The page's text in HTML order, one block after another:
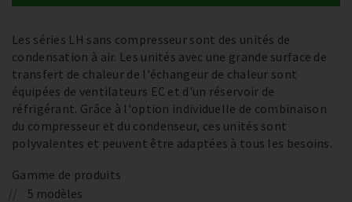
Les séries LH sans compresseur sont des unités de
condensation à air. Les unités avec une grande surface de
transfert de chaleur de l'échangeur de chaleur sont
équipées de ventilateurs EC et d'un réservoir de
réfrigérant. Grâce à l'option individuelle de combinaison
du compresseur et du condenseur, ces unités sont
polyvalentes et peuvent être adaptées à tous les besoins.
Gamme de produits
5 modèles